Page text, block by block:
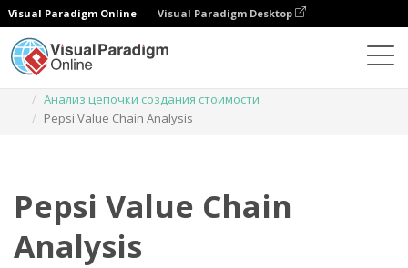
Visual Paradigm Online Visual Paradigm Desktop
Анализ цепочки создания стоимости
Pepsi Value Chain Analysis
Pepsi Value Chain
Analysis